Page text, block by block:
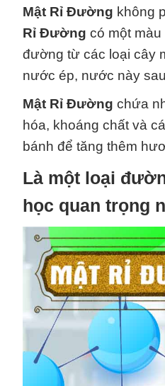
Mật Rỉ Đường không
Rỉ Đường có một
đường từ các loại cây
nước ép, nước này
Mật Rỉ Đường chứa
hóa, khoáng chất và
bánh để tăng thêm
Là một loại
học quan trọng